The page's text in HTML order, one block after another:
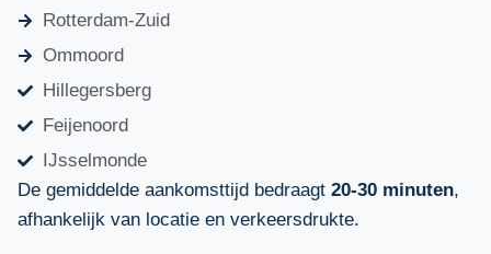
Rotterdam-Zuid
Ommoord
Hillegersberg
Feijenoord
IJsselmonde
De gemiddelde aankomsttijd bedraagt 20-30 minuten,
afhankelijk van locatie en verkeersdrukte.